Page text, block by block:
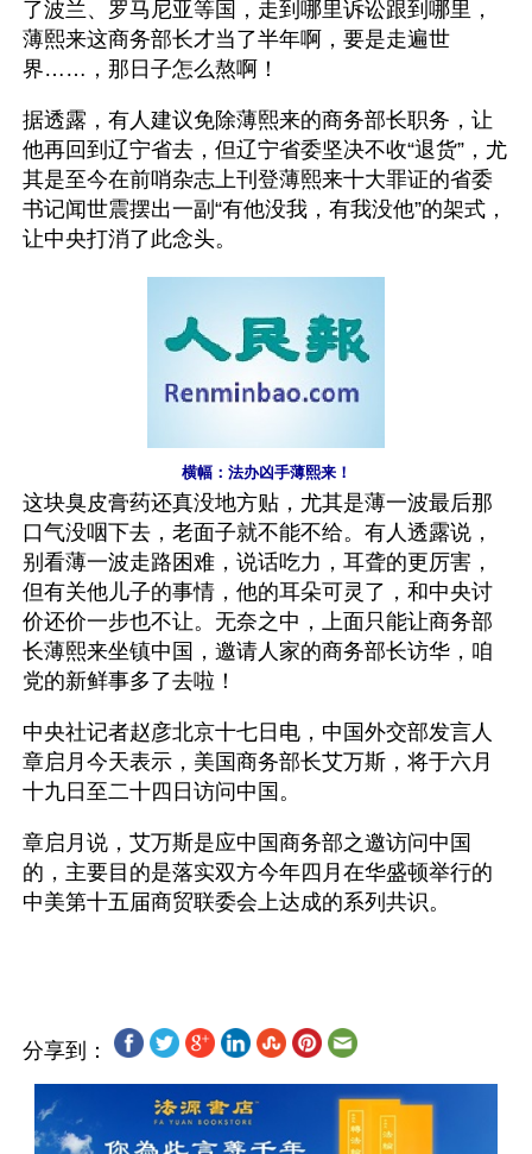
了波兰、罗马尼亚等国，走到哪里诉讼跟到哪里，
薄熙来这商务部长才当了半年啊，要是走遍世
界……，那日子怎么熬啊！
据透露，有人建议免除薄熙来的商务部长职务，让
他再回到辽宁省去，但辽宁省委坚决不收“退货”，尤
其是至今在前哨杂志上刊登薄熙来十大罪证的省委
书记闻世震摆出一副“有他没我，有我没他”的架式，
让中央打消了此念头。
横幅：法办凶手薄熙来！
这块臭皮膏药还真没地方贴，尤其是薄一波最后那
口气没咽下去，老面子就不能不给。有人透露说，
别看薄一波走路困难，说话吃力，耳聋的更厉害，
但有关他儿子的事情，他的耳朵可灵了，和中央讨
价还价一步也不让。无奈之中，上面只能让商务部
长薄熙来坐镇中国，邀请人家的商务部长访华，咱
党的新鲜事多了去啦！
中央社记者赵彦北京十七日电，中国外交部发言人
章启月今天表示，美国商务部长艾万斯，将于六月
十九日至二十四日访问中国。
章启月说，艾万斯是应中国商务部之邀访问中国
的，主要目的是落实双方今年四月在华盛顿举行的
中美第十五届商贸联委会上达成的系列共识。
分享到：